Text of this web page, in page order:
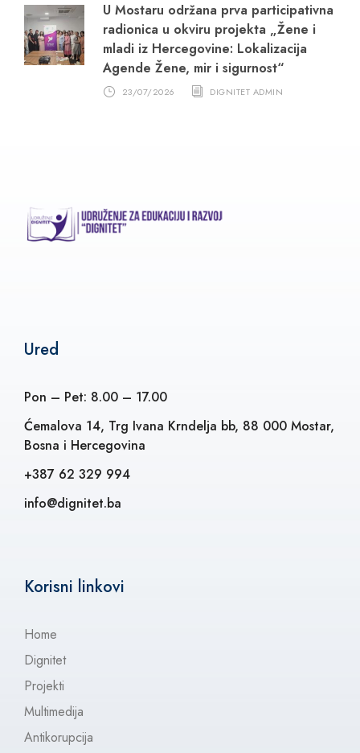
U Mostaru održana prva participativna
radionica u okviru projekta „Žene i
mladi iz Hercegovine: Lokalizacija
Agende Žene, mir i sigurnost“
23/07/2026 DIGNITET ADMIN
Ured
Pon – Pet: 8.00 – 17.00
Ćemalova 14, Trg Ivana Krndelja bb, 88 000 Mostar,
Bosna i Hercegovina
+387 62 329 994
info@dignitet.ba
Korisni linkovi
Home
Dignitet
Projekti
Multimedija
Antikorupcija